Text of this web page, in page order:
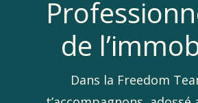
de
Dans la Freedom